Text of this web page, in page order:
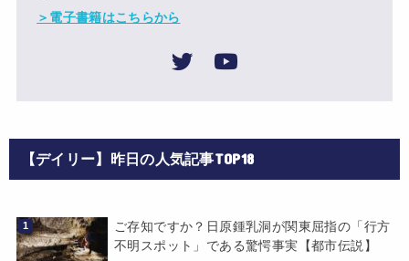
＞電子書籍はこちらから
【デイリー】昨日の人気記事TOP18
ご存知ですか？日原鍾乳洞が関東屈指の「行方
不明スポット」である驚愕事実【都市伝説】